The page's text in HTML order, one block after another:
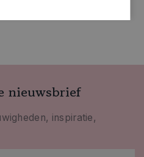
nieuwsbrief
inspiratie,